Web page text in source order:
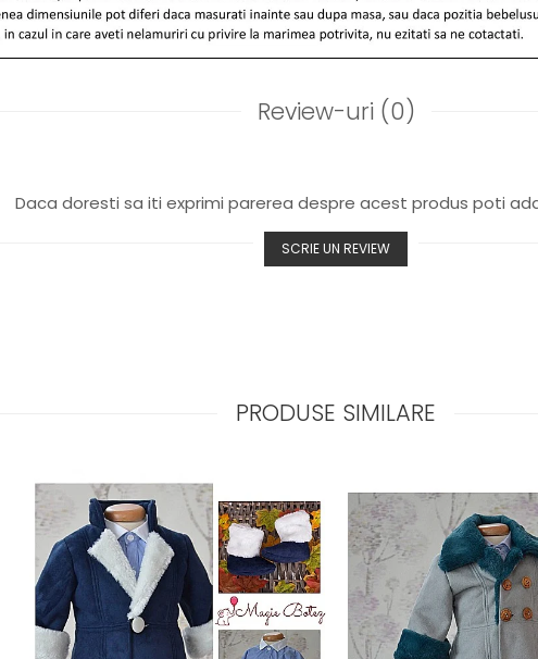
Review-uri (0)
Daca doresti sa iti exprimi parerea despre acest produs poti
SCRIE UN REVIEW
PRODUSE SIMILARE